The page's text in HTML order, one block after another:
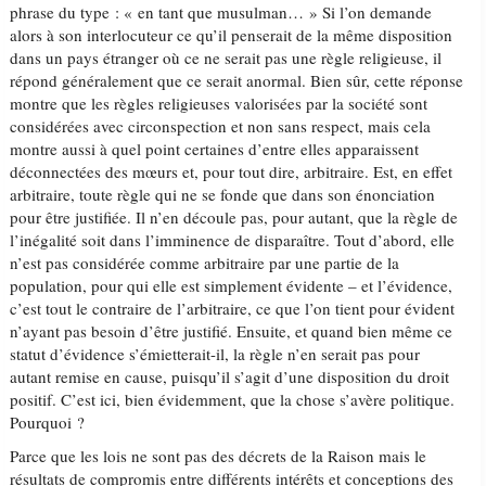
phrase du type : « en tant que musulman… » Si l’on demande
alors à son interlocuteur ce qu’il penserait de la même disposition
dans un pays étranger où ce ne serait pas une règle religieuse, il
répond généralement que ce serait anormal. Bien sûr, cette réponse
montre que les règles religieuses valorisées par la société sont
considérées avec circonspection et non sans respect, mais cela
montre aussi à quel point certaines d’entre elles apparaissent
déconnectées des mœurs et, pour tout dire, arbitraire. Est, en effet
arbitraire, toute règle qui ne se fonde que dans son énonciation
pour être justifiée. Il n’en découle pas, pour autant, que la règle de
l’inégalité soit dans l’imminence de disparaître. Tout d’abord, elle
n’est pas considérée comme arbitraire par une partie de la
population, pour qui elle est simplement évidente – et l’évidence,
c’est tout le contraire de l’arbitraire, ce que l’on tient pour évident
n’ayant pas besoin d’être justifié. Ensuite, et quand bien même ce
statut d’évidence s’émietterait-il, la règle n’en serait pas pour
autant remise en cause, puisqu’il s’agit d’une disposition du droit
positif. C’est ici, bien évidemment, que la chose s’avère politique.
Pourquoi ?
Parce que les lois ne sont pas des décrets de la Raison mais le
résultats de compromis entre différents intérêts et conceptions des